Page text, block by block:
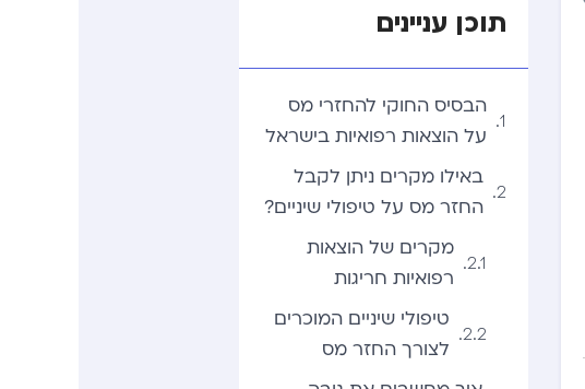
תוכן עניינים
הבסיס החוקי להחזרי מס
על הוצאות רפואיות בישראל
באילו מקרים ניתן לקבל
החזר מס על טיפולי שיניים?
מקרים של הוצאות
רפואיות חריגות
טיפולי שיניים המוכרים
לצורך החזר מס